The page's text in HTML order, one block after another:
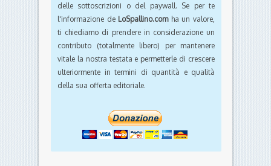
delle sottoscrizioni o del paywall. Se per te
l'informazione de LoSpallino.comha un valore,
ti chiediamo di prendere in considerazione un
contributo (totalmente libero) per mantenere
vitale la nostra testata e permetterle di crescere
ulteriormente in termini di quantità e qualità
della sua offerta editoriale.